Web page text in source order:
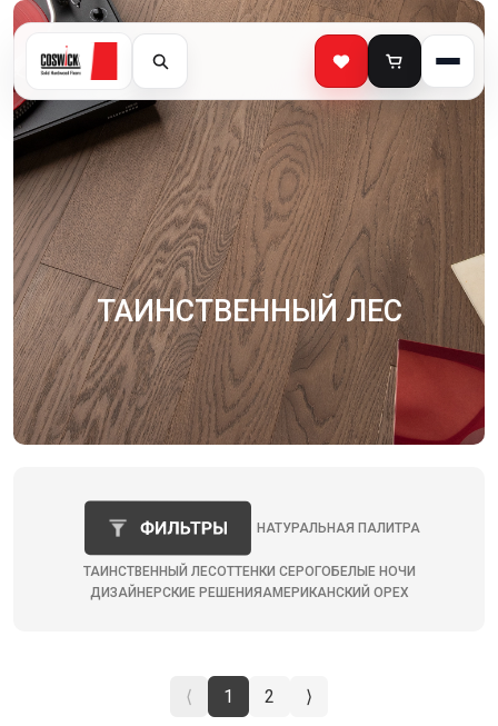
ТАИНСТВЕННЫЙ ЛЕС
НАТУРАЛЬНАЯ ПАЛИТРА
ТАИНСТВЕННЫЙ ЛЕСОТТЕНКИ СЕРОГО БЕЛЫЕ НОЧИ
ДИЗАЙНЕРСКИЕ РЕШЕНИЯАМЕРИКАНСКИЙ ОРЕХ
⟨ 1 2 ⟩